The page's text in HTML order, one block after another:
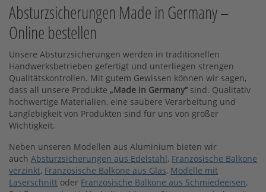
Absturzsicherungen Made in Germany –
Online bestellen
Unsere Absturzsicherungen werden in traditionellen
Handwerksbetrieben gefertigt und unterliegen strengen
Qualitätskontrollen. Mit gutem Gewissen können wir sagen,
dass all unsere Produkte „Made in Germany“ sind. Qualitativ
hochwertige Materialien, eine saubere Verarbeitung und
Langlebigkeit von Produkten sind für uns von großer
Wichtigkeit.
Neben unseren Modellen aus Aluminium bieten wir
auch Absturzsicherungen aus Edelstahl, Französische Balkone
verzinkt, Französische Balkone aus Glas, Modelle mit
Laserschnitt oder Französische Balkone aus Schmiedeeisen.